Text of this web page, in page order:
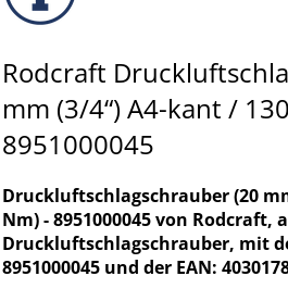
Rodcraft
mm (3/4“) A4-kant /
8951000045
Druckluftschlagschrauber (20
Nm) - 8951000045 von Rodcraft,
Druckluftschlagschrauber, mit
8951000045 und der EAN: